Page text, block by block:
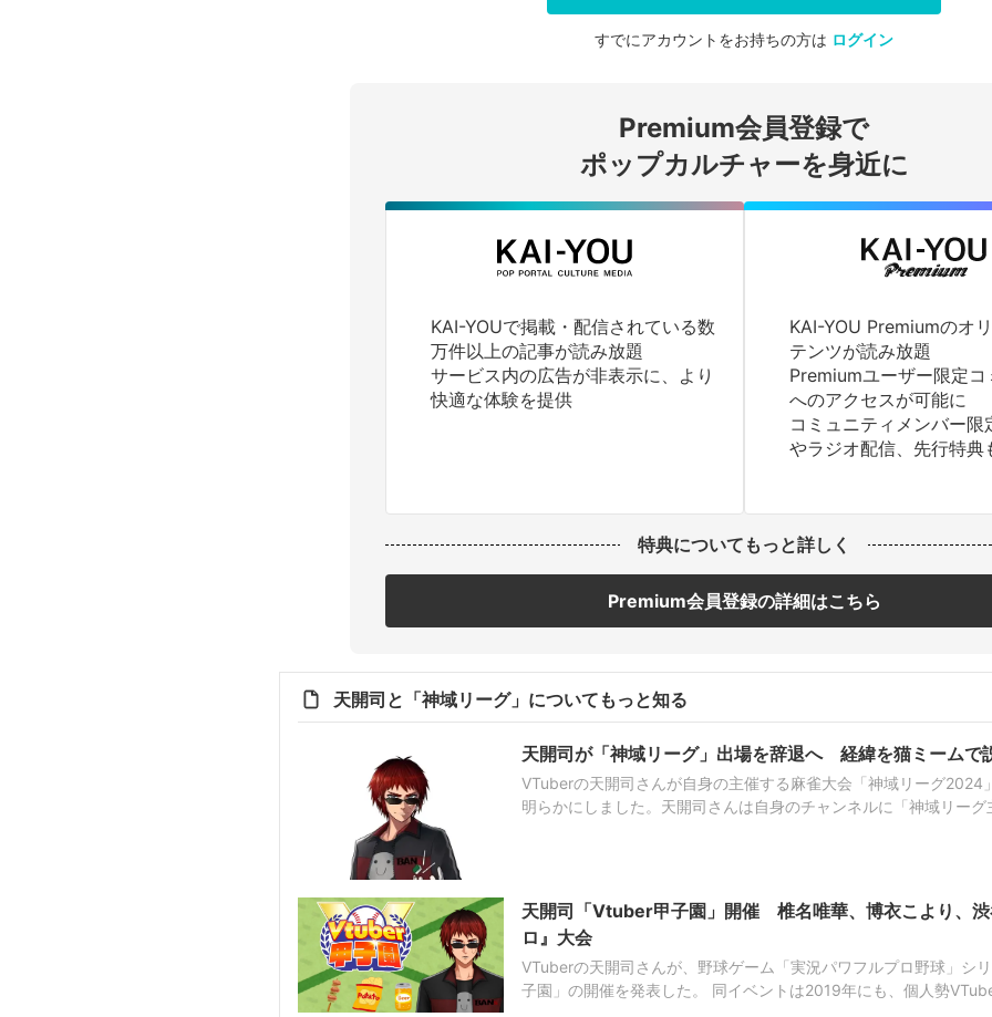
ログインする
すでにアカウントをお持ちの方は ログイン
Premium会員登録で
ポップカルチャーを身近に
KAI-YOUで掲載・配信されている数
万件以上の記事が読み放題
サービス内の広告が非表示に、より
快適な体験を提供
KAI-YOU Premiumのオ
テンツが読み放題
Premiumユーザー限定コ
へのアクセスが可能に
コミュニティメンバー限
やラジオ配信、先行特典
特典についてもっと詳しく
Premium会員登録の詳細はこちら
天開司と「神域リーグ」についてもっと知る
天開司が「神域リーグ」出場を辞退へ 経緯を猫ミームで
VTuberの天開司さんが自身の主催する麻雀大会「神域リーグ2024
明らかにしました。天開司さんは自身のチャンネルに「神域リーグ
天開司「Vtuber甲子園」開催 椎名唯華、博衣こより、渋
ロ』大会
VTuberの天開司さんが、野球ゲーム「実況パワフルプロ野球」シ
子園」の開催を発表した。 同イベントは2019年にも、個人勢VTuberやにじさんじ、ホロライブ